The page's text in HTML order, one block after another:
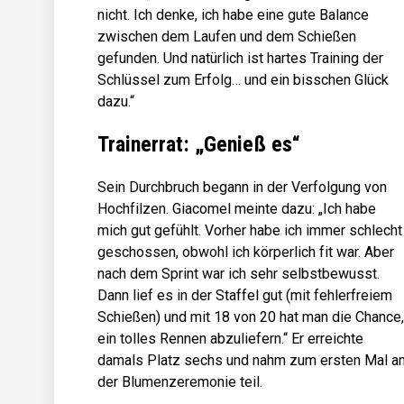
nicht. Ich denke, ich habe eine gute Balance
zwischen dem Laufen und dem Schießen
gefunden. Und natürlich ist hartes Training der
Schlüssel zum Erfolg… und ein bisschen Glück
dazu.“
Trainerrat: „Genieß es“
Sein Durchbruch begann in der Verfolgung von
Hochfilzen. Giacomel meinte dazu: „Ich habe
mich gut gefühlt. Vorher habe ich immer schlecht
geschossen, obwohl ich körperlich fit war. Aber
nach dem Sprint war ich sehr selbstbewusst.
Dann lief es in der Staffel gut (mit fehlerfreiem
Schießen) und mit 18 von 20 hat man die Chance,
ein tolles Rennen abzuliefern.“ Er erreichte
damals Platz sechs und nahm zum ersten Mal
der Blumenzeremonie teil.